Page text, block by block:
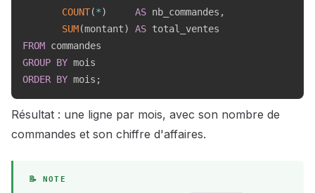
COUNT(*) AS nb_commandes ,
SUM(montant) AS
FROM
GROUP BY
ORDER BY mois ;
Résultat : une ligne par mois, avec son nombre de
commandes et son chiffre d'affaires.